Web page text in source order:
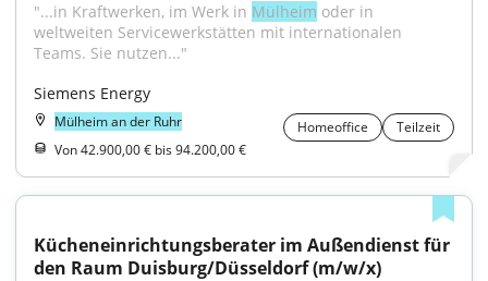
"...in Kraftwerken, im Werk in Mülheim oder in
weltweiten Servicewerkstätten mit internationalen
Teams. Sie nutzen..."
Siemens Energy
Mülheim an der Ruhr Homeoffice
Teilzeit
Von 42.900,00 € bis 94.200,00 €
Kücheneinrichtungsberater im Außendienst für
den Raum Duisburg/Düsseldorf (m/w/x)